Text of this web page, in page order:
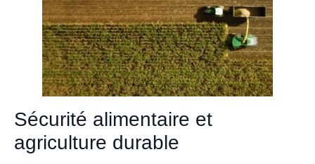
Sécurité alimentaire et
agriculture durable